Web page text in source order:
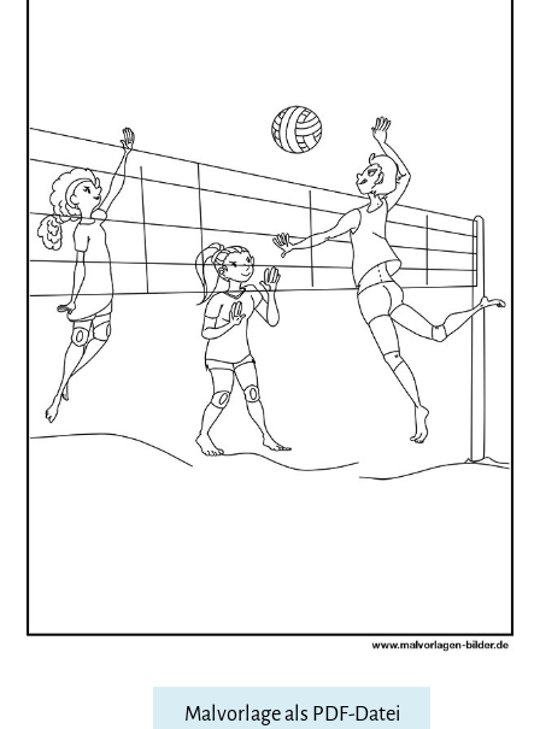
Malvorlage als PDF-Datei